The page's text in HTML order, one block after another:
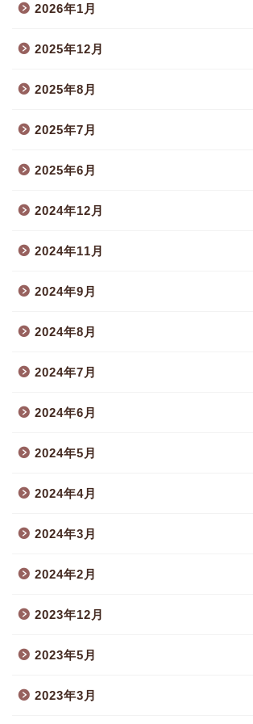
2026年1月
2025年12月
2025年8月
2025年7月
2025年6月
2024年12月
2024年11月
2024年9月
2024年8月
2024年7月
2024年6月
2024年5月
2024年4月
2024年3月
2024年2月
2023年12月
2023年5月
2023年3月